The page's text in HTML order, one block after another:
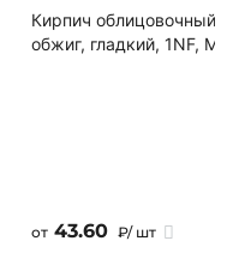
Кирпич облицовочный
обжиг, гладкий, 1NF,
от 43.60 ₽/ шт